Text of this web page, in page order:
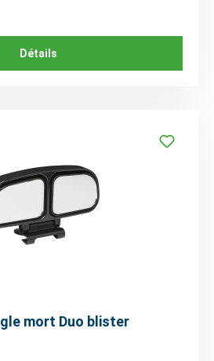
Détails
mort Duo blister